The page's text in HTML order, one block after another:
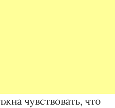
чувствовать, что